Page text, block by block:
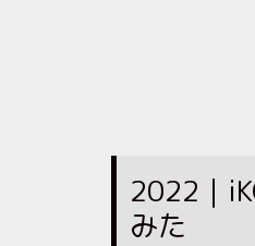
2022｜
みた